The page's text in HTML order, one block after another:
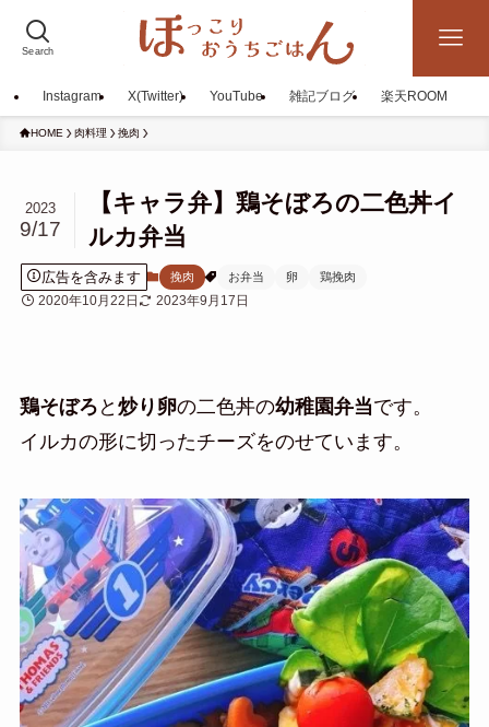
Search
Instagram X(Twitter) YouTube 雑記ブログ 楽天ROOM
HOME 肉料理 挽肉
【キャラ弁】鶏そぼろの二色丼イ
ルカ弁当
2023
9/17
広告を含みます 挽肉 お弁当 卵 鶏挽肉
2020年10月22日 2023年9月17日
鶏そぼろ と 炒り卵の二色丼の幼稚園弁当です。
イルカの形に切ったチーズをのせています。